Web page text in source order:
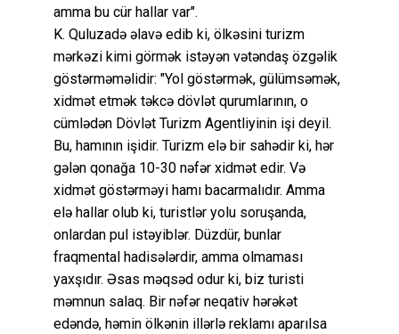
amma bu cür hallar var".
K. Quluzadə əlavə edib ki, ölkəsini turizm
mərkəzi kimi görmək istəyən vətəndaş özgəlik
göstərməməlidir: "Yol göstərmək, gülümsəmək,
xidmət etmək təkcə dövlət qurumlarının, o
cümlədən Dövlət Turizm Agentliyinin işi deyil.
Bu, hamının işidir. Turizm elə bir sahədir ki, hər
gələn qonağa 10-30 nəfər xidmət edir. Və
xidmət göstərməyi hamı bacarmalıdır. Amma
elə hallar olub ki, turistlər yolu soruşanda,
onlardan pul istəyiblər. Düzdür, bunlar
fraqmental hadisələrdir, amma olmaması
yaxşıdır. Əsas məqsəd odur ki, biz turisti
məmnun salaq. Bir nəfər neqativ hərəkət
edəndə, həmin ölkənin illərlə reklamı aparılsa